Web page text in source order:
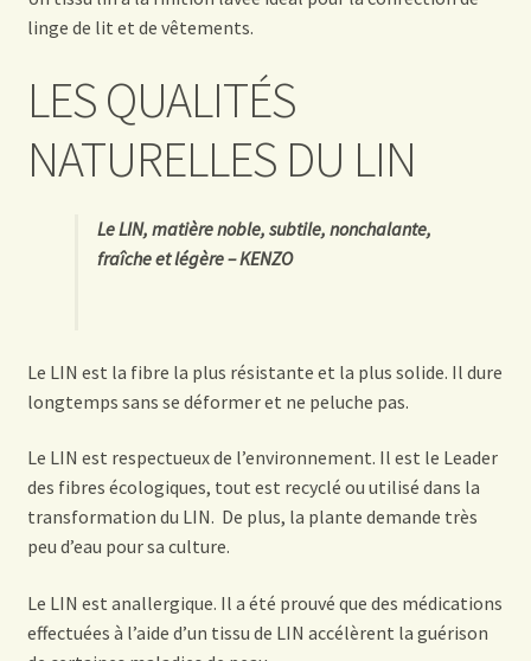
linge de lit et de vêtements.
LES QUALITÉS
NATURELLES DU LIN
Le LIN, matière noble, subtile, nonchalante,
fraîche et légère – KENZO
Le LIN est la fibre la plus résistante et la plus solide. Il dure
longtemps sans se déformer et ne peluche pas.
Le LIN est respectueux de l’environnement. Il est le Leader
des fibres écologiques, tout est recyclé ou utilisé dans la
transformation du LIN. De plus, la plante demande très
peu d’eau pour sa culture.
Le LIN est anallergique. Il a été prouvé que des médications
effectuées à l’aide d’un tissu de LIN accélèrent la guérison